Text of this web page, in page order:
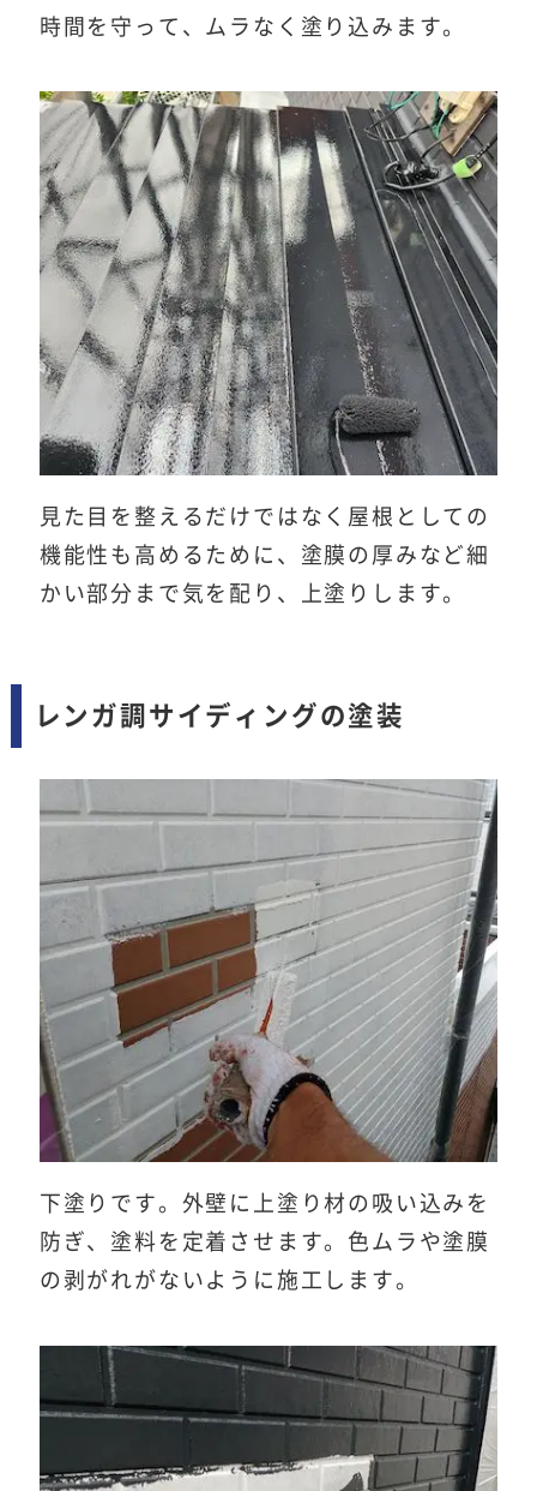
時間を守って、ムラなく塗り込みます。
見た目を整えるだけではなく屋根としての
機能性も高めるために、塗膜の厚みなど細
かい部分まで気を配り、上塗りします。
レンガ調サイディングの塗装
下塗りです。外壁に上塗り材の吸い込みを
防ぎ、塗料を定着させます。色ムラや塗膜
の剥がれがないように施工します。